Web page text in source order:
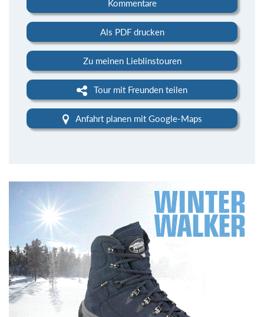
Kommentare
Als PDF drucken
Zu meinen Lieblinstouren
Tour mit Freunden teilen
Anfahrt planen mit Google-Maps